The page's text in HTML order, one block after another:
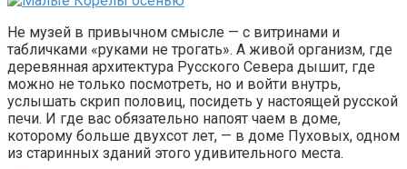
Не музей в привычном смысле — с витринами и
табличками «руками не трогать». А живой организм, где
деревянная архитектура Русского Севера дышит, где
можно не только посмотреть, но и войти внутрь,
услышать скрип половиц, посидеть у настоящей русской
печи. И где вас обязательно напоят чаем в доме,
которому больше двухсот лет, — в доме Пуховых, одном
из старинных зданий этого удивительного места.